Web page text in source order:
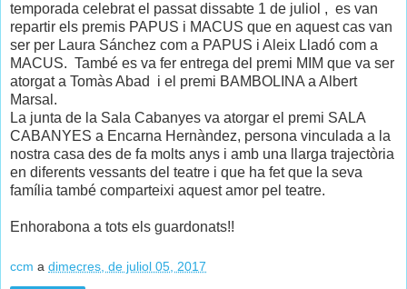
temporada celebrat el passat dissabte 1 de juliol , es van
repartir els premis PAPUS i MACUS que en aquest cas van
ser per Laura Sánchez com a PAPUS i Aleix Lladó com a
MACUS. També es va fer entrega del premi MIM que va ser
atorgat a Tomàs Abad i el premi BAMBOLINA a Albert
Marsal.
La junta de la Sala Cabanyes va atorgar el premi SALA
CABANYES a Encarna Hernàndez, persona vinculada a la
nostra casa des de fa molts anys i amb una llarga trajectòria
en diferents vessants del teatre i que ha fet que la seva
família també comparteixi aquest amor pel teatre.
Enhorabona a tots els guardonats!!
ccm a dimecres, de juliol 05, 2017